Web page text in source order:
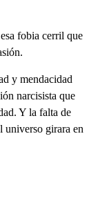
fobia cerril que
y mendacidad
narcisista que
Y la falta de
universo girara en